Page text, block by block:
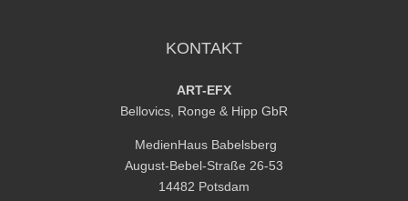
KONTAKT
ART-EFX
Bellovics, Ronge & Hipp GbR
MedienHaus Babelsberg
August-Bebel-Straße 26-53
14482 Potsdam